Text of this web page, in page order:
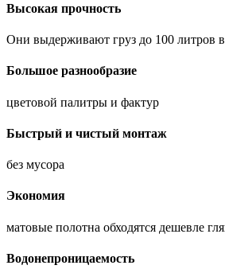
Высокая прочность
Они выдерживают груз до 100 литров
Большое разнообразие
цветовой палитры и фактур
Быстрый и чистый монтаж
без мусора
Экономия
матовые полотна обходятся дешевле
Водонепроницаемость